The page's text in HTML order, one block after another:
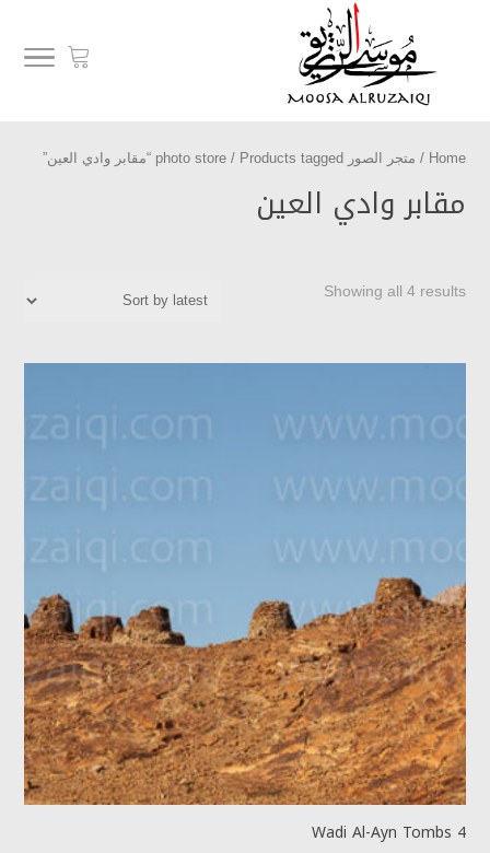
Home
/ متجر الصور photo store / Products tagged “مقابر وادي العين”
مقابر وادي العين
Showing all 4 results
Wadi Al-Ayn Tombs 4